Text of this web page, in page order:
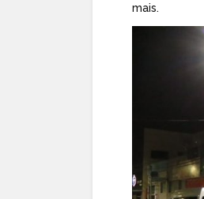
mais.